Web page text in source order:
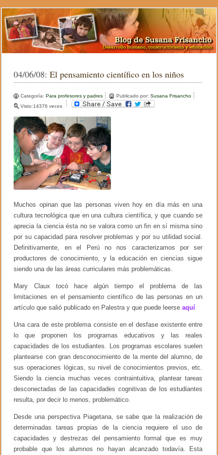
04/06/08:El pensamiento científico en los niños
Categoría:Para profesores y padres Publicado por:Susana Frisancho
Visto:14376 veces
Muchos opinan que las personas viven hoy en día más en una
cultura tecnológica que en una cultura científica, y que cuando se
aprecia la ciencia ésta no se valora como un fin en sí misma sino
por su capacidad para resolver problemas y por su utilidad social.
Definitivamente, en el Perú no nos caracterizamos por ser
productores de conocimiento, y la educación en ciencias sigue
siendo una de las áreas curriculares más problemáticas.
Mary Claux tocó hace algún tiempo el problema de las
limitaciones en el pensamiento científico de las personas en un
artículo que salió publicado en Palestra y que puede leerseaquí
Una cara de este problema consiste en el desfase existente entre
lo que proponen los programas educativos y las reales
capacidades de los estudiantes. Los programas escolares suelen
plantearse con gran desconocimiento de la mente del alumno, de
sus operaciones lógicas, su nivel de conocimientos previos, etc.
Siendo la ciencia muchas veces contraintuitiva, plantear tareas
desconectadas de las capacidades cognitivas de los estudiantes
resulta, por decir lo menos, problemático.
Desde una perspectiva Piagetana, se sabe que la realización de
determinadas tareas propias de la ciencia requiere el uso de
capacidades y destrezas del pensamiento formal que es muy
probable que los alumnos no hayan alcanzado todavía. Esta